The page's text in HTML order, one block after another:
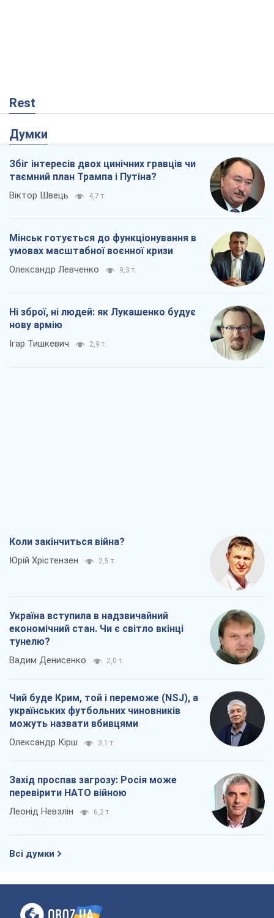
Rest
Думки
Збіг інтересів двох цинічних гравців чи
таємний план Трампа і Путіна?
Віктор Швець 4,7 т.
Мінськ готується до функціонування в
умовах масштабної воєнної кризи
Олександр Левченко 9,3 т.
Ні зброї, ні людей: як Лукашенко будує
нову армію
Ігар Тишкевич 2,9 т.
Коли закінчиться війна?
Юрій Хрістензен 2,5 т.
Україна вступила в надзвичайний
економічний стан. Чи є світло вкінці
тунелю?
Вадим Денисенко 2,0 т.
Чий буде Крим, той і переможе (NSJ), а
українських футбольних чиновників
можуть назвати вбивцями
Олександр Кірш 3,1 т.
Захід проспав загрозу: Росія може
перевірити НАТО війною
Леонід Невзлін 6,2 т.
Всі думки